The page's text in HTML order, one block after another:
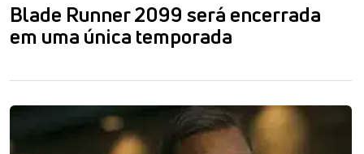
Blade Runner 2099 será encerrada
em uma única temporada